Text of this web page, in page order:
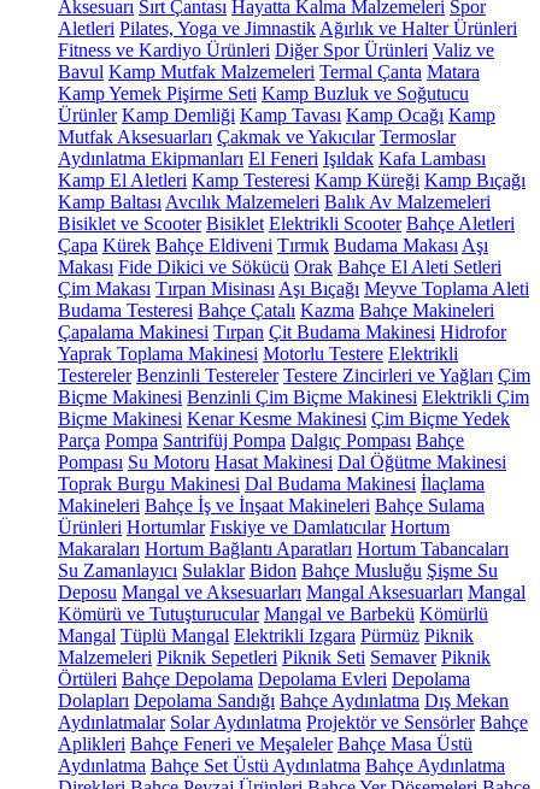
Aksesuarı Sırt Çantası Hayatta Kalma Malzemeleri Spor
Aletleri Pilates, Yoga ve Jimnastik Ağırlık ve Halter Ürünleri
Fitness ve Kardiyo Ürünleri Diğer Spor Ürünleri Valiz ve
Bavul Kamp Mutfak Malzemeleri Termal Çanta Matara
Kamp Yemek Pişirme Seti Kamp Buzluk ve Soğutucu
Ürünler Kamp Demliği Kamp Tavası Kamp Ocağı Kamp
Mutfak Aksesuarları Çakmak ve Yakıcılar Termoslar
Aydınlatma Ekipmanları El Feneri Işıldak Kafa Lambası
Kamp El Aletleri Kamp Testeresi Kamp Küreği Kamp Bıçağı
Kamp Baltası Avcılık Malzemeleri Balık Av Malzemeleri
Bisiklet ve Scooter Bisiklet Elektrikli Scooter Bahçe Aletleri
Çapa Kürek Bahçe Eldiveni Tırmık Budama Makası Aşı
Makası Fide Dikici ve Sökücü Orak Bahçe El Aleti Setleri
Çim Makası Tırpan Misinası Aşı Bıçağı Meyve Toplama Aleti
Budama Testeresi Bahçe Çatalı Kazma Bahçe Makineleri
Çapalama Makinesi Tırpan Çit Budama Makinesi Hidrofor
Yaprak Toplama Makinesi Motorlu Testere Elektrikli
Testereler Benzinli Testereler Testere Zincirleri ve Yağları Çim
Biçme Makinesi Benzinli Çim Biçme Makinesi Elektrikli Çim
Biçme Makinesi Kenar Kesme Makinesi Çim Biçme Yedek
Parça Pompa Santrifüj Pompa Dalgıç Pompası Bahçe
Pompası Su Motoru Hasat Makinesi Dal Öğütme Makinesi
Toprak Burgu Makinesi Dal Budama Makinesi İlaçlama
Makineleri Bahçe İş ve İnşaat Makineleri Bahçe Sulama
Ürünleri Hortumlar Fıskiye ve Damlatıcılar Hortum
Makaraları Hortum Bağlantı Aparatları Hortum Tabancaları
Su Zamanlayıcı Sulaklar Bidon Bahçe Musluğu Şişme Su
Deposu Mangal ve Aksesuarları Mangal Aksesuarları Mangal
Kömürü ve Tutuşturucular Mangal ve Barbekü Kömürlü
Mangal Tüplü Mangal Elektrikli Izgara Pürmüz Piknik
Malzemeleri Piknik Sepetleri Piknik Seti Semaver Piknik
Örtüleri Bahçe Depolama Depolama Evleri Depolama
Dolapları Depolama Sandığı Bahçe Aydınlatma Dış Mekan
Aydınlatmalar Solar Aydınlatma Projektör ve Sensörler Bahçe
Aplikleri Bahçe Feneri ve Meşaleler Bahçe Masa Üstü
Aydınlatma Bahçe Set Üstü Aydınlatma Bahçe Aydınlatma